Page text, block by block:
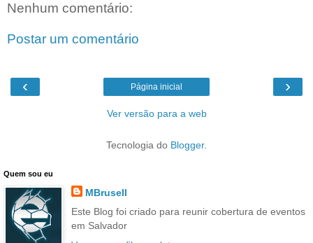
Nenhum comentário:
Postar um comentário
‹ ›
Página inicial
Ver versão para a web
Tecnologia do Blogger.
Quem sou eu
MBrusell
Este Blog foi criado para reunir cobertura de eventos
em Salvador